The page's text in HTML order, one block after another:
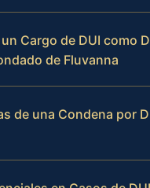
Cargo de DUI como
de Fluvanna
de una Condena por